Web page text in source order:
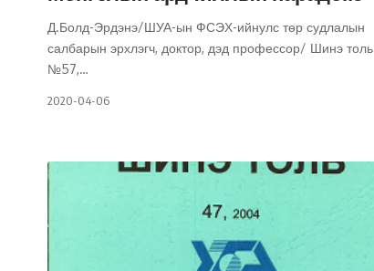
ШИНЭ ТОЛЬ СЭТГҮҮЛ
Д.Болд-Эрдэнэ/ШУА-ын ФСЭХ-ийнулс төр судлалын
салбарын эрхлэгч, доктор, дэд профессор/ Шинэ толь
№57,…
2020-04-06